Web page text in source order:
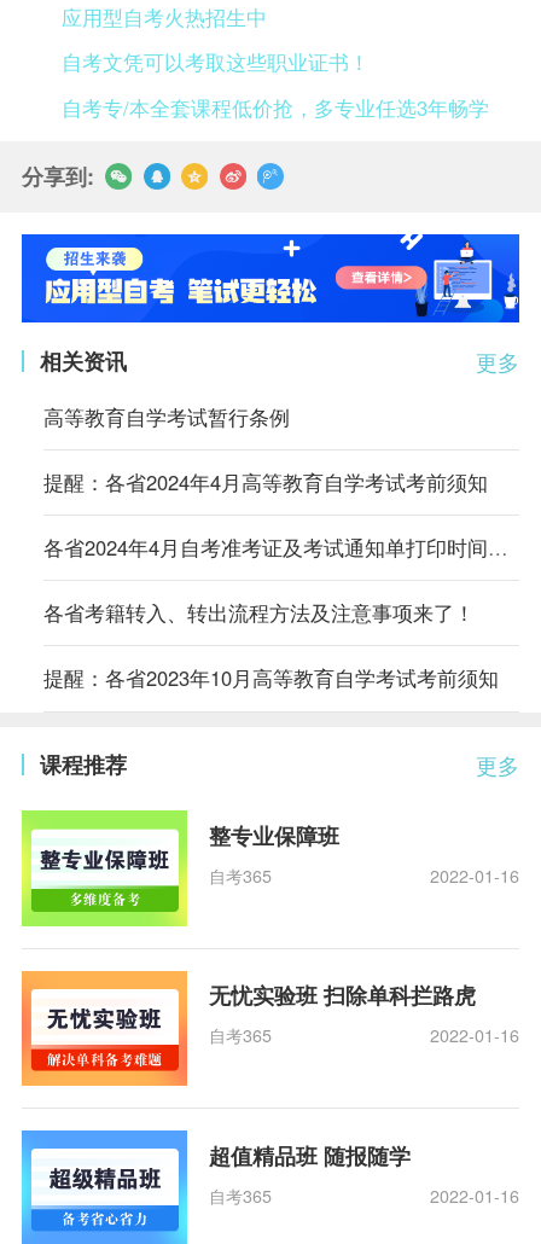
应用型自考火热招生中
自考文凭可以考取这些职业证书！
自考专/本全套课程低价抢，多专业任选3年畅学
分享到:
更多
相关资讯
高等教育自学考试暂行条例
提醒：各省2024年4月高等教育自学考试考前须知
各省2024年4月自考准考证及考试通知单打印时间及入口汇总
各省考籍转入、转出流程方法及注意事项来了！
提醒：各省2023年10月高等教育自学考试考前须知
更多
课程推荐
整专业保障班
自考365 2022-01-16
无忧实验班 扫除单科拦路虎
自考365 2022-01-16
超值精品班 随报随学
自考365 2022-01-16